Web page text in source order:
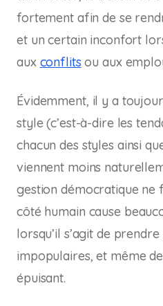
fortement afin de se
et un certain inconfort
aux conflits ou aux
Évidemment, il y a
style (c’est-à-dire les
chacun des styles ainsi
viennent moins
gestion démocratique ne
côté humain cause
lorsqu’il s’agit de
impopulaires, et même
épuisant.